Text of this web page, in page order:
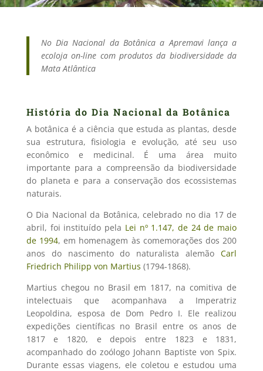
No Dia Nacional da Botânica a Apremavi lança a
ecoloja on-line com produtos da biodiversidade da
Mata Atlântica
História do Dia Nacional da Botânica
A botânica é a ciência que estuda as plantas, desde
sua estrutura, fisiologia e evolução, até seu uso
econômico e medicinal. É uma área muito
importante para a compreensão da biodiversidade
do planeta e para a conservação dos ecossistemas
naturais.
O Dia Nacional da Botânica, celebrado no dia 17 de
abril, foi instituído pela Lei nº 1.147, de 24 de maio
de 1994, em homenagem às comemorações dos 200
anos do nascimento do naturalista alemãoCarl
Friedrich Philipp von Martius (1794-1868).
Martius chegou no Brasil em 1817, na comitiva de
intelectuais que acompanhava a Imperatriz
Leopoldina, esposa de Dom Pedro I. Ele realizou
expedições científicas no Brasil entre os anos de
1817 e 1820, e depois entre 1823 e 1831,
acompanhado do zoólogo Johann Baptiste von Spix.
Durante essas viagens, ele coletou e estudou uma